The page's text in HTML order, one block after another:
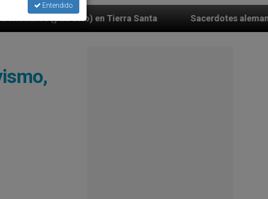
Tierra Santa Sacerdotes alemanes fieles al Papa
Entendido